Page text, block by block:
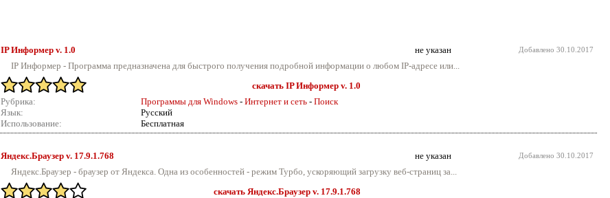
IP Информер v. 1.0 не указан Добавлено 30.10.2017
IP Информер - Программа предназначена для быстрого получения подробной информации о любом IP-адресе или...
скачать IP Информер v. 1.0
Рубрика:
Программы для Windows - Интернет и сеть - Поиск
Язык:
Русский
Использование:
Бесплатная
Яндекс.Браузер v. 17.9.1.768 не указан Добавлено 30.10.2017
Яндекс.Браузер - браузер от Яндекса. Одна из особенностей - режим Турбо, ускоряющий загрузку веб-страниц за...
скачать Яндекс.Браузер v. 17.9.1.768